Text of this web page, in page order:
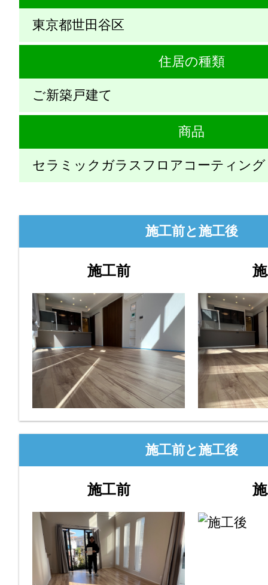
東京都世田谷区
住居の種類
ご新築戸建て
商品
セラミックガラスフロアコーティング
施工前と施工後
施工前
施工前と施工後
施工前